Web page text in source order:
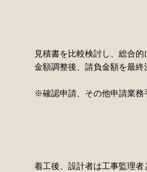
見積書を比較検討し、総合的
金額調整後、請負金額を最終
※確認申請、その他申請業務
着工後、設計者は工事監理